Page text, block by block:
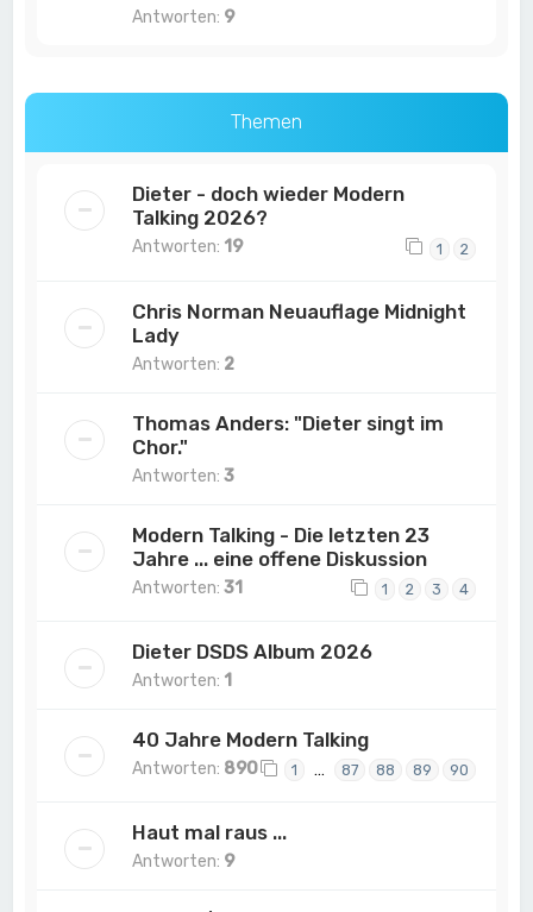
Antworten: 9
Themen
Dieter - doch wieder Modern
Talking 2026?
Antworten: 19 1 2
Chris Norman Neuauflage Midnight
Lady
Antworten: 2
Thomas Anders: "Dieter singt im
Chor."
Antworten:3
Modern Talking - Die letzten 23
Jahre ... eine offene Diskussion
Antworten:31 1 2 3 4
Dieter DSDS Album 2026
Antworten: 1
40 Jahre Modern Talking
Antworten: 890 1 … 87 88 89 90
Haut mal raus ...
Antworten: 9